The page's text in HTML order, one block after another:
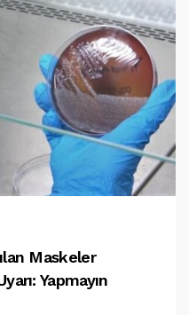
Maskeler
Yapmayın